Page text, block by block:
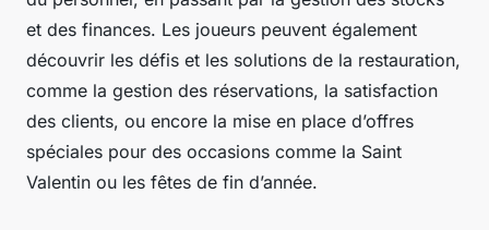
et des finances. Les joueurs peuvent également
découvrir les défis et les solutions de la restauration,
comme la gestion des réservations, la satisfaction
des clients, ou encore la mise en place d’offres
spéciales pour des occasions comme la Saint
Valentin ou les fêtes de fin d’année.